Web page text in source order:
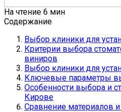
На чтение 6 мин
Содержание
Выбор клиники для
Критерии выбора
виниров
Выбор клиники для
Ключевые параметры
Особенности выбора и
Кирове
Сравнение материалов